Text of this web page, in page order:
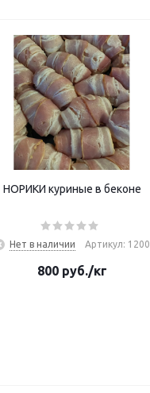
НОРИКИ куриные в беконе
Нет в наличии Артикул: 1200
800руб./кг